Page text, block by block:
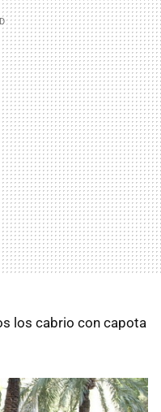
los cabrio con capota